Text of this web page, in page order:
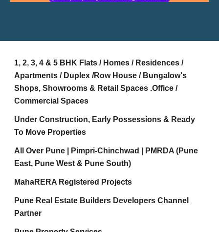
1, 2, 3, 4 & 5 BHK Flats / Homes / Residences /
Apartments / Duplex /Row House / Bungalow's
Shops, Showrooms & Retail Spaces .Office /
Commercial Spaces
Under Construction, Early Possessions & Ready
To Move Properties
All Over Pune | Pimpri-Chinchwad | PMRDA (Pune
East, Pune West & Pune South)
MahaRERA Registered Projects
Pune Real Estate Builders Developers Channel
Partner